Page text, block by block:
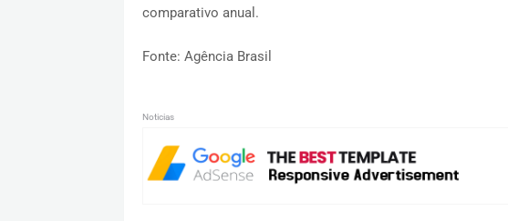
comparativo anual.
Fonte: Agência Brasil
Noticias